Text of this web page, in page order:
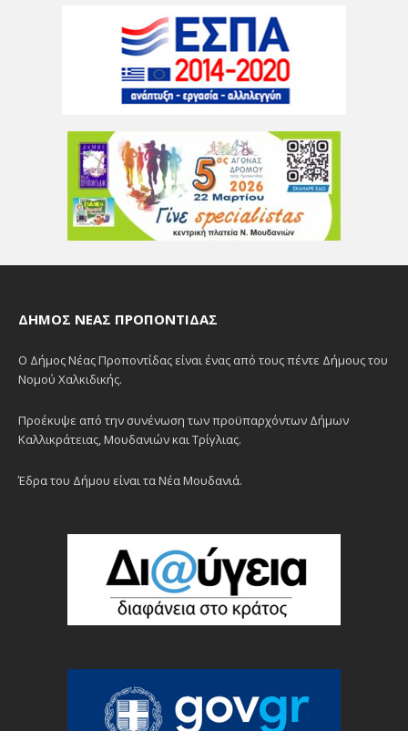
ΔΉΜΟΣ ΝΈΑΣ ΠΡΟΠΟΝΤΊΔΑΣ
Ο Δήμος Νέας Προποντίδας είναι ένας από τους πέντε Δήμους του
Νομού Χαλκιδικής.
Προέκυψε από την συνένωση των προϋπαρχόντων Δήμων
Καλλικράτειας, Μουδανιών και Τρίγλιας.
Έδρα του Δήμου είναι τα Νέα Μουδανιά.